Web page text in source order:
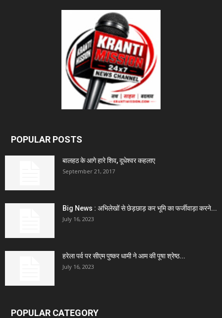
POPULAR POSTS
बालहठ के आगे हारे शिव, दूधेश्वर कहलाए
September 21, 2017
Big News : अभिलेखों से छेड़छाड़ कर भूमि का फर्जीवाड़ा करने...
July 16, 2023
हरेला पर्व पर सीएम पुष्कर धामी ने आम की पूषा श्रेष्ठ...
July 16, 2023
POPULAR CATEGORY